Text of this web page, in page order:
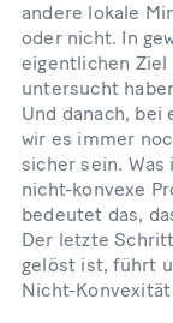
andere lokale
oder nicht. In
eigentlichen Ziel
untersucht
Und danach, bei
wir es immer
sicher sein.
nicht-konvexe
bedeutet das,
Der letzte
gelöst ist, führt
Nicht-